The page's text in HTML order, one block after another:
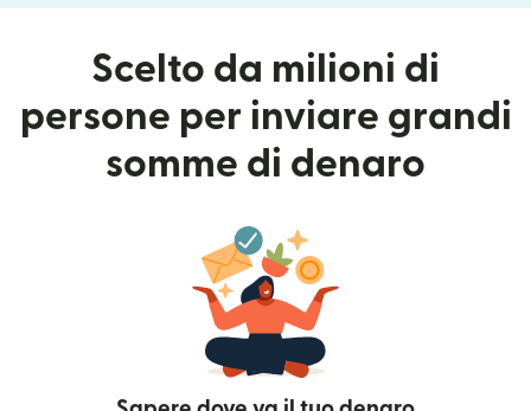
Scelto da milioni di
persone per inviare grandi
somme di denaro